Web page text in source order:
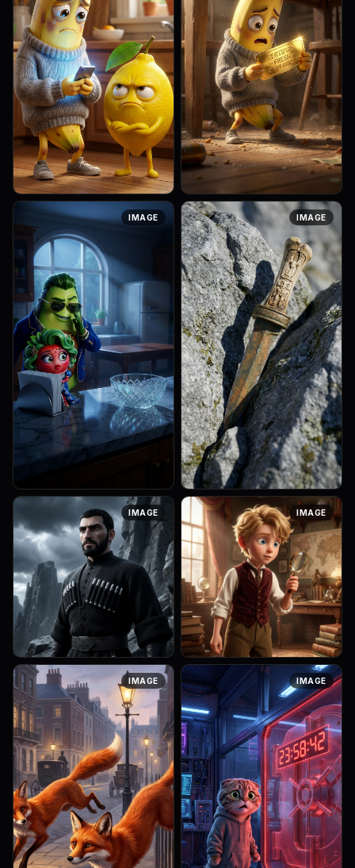
Art style: 3D Pixar Animation,
vibrant colors, cinematic l....
Boris the Banana holding a
tiny glowing smartphone,
looking pathetic. Len...
Art style: 3D Pixar Animation,
vibrant colors, cinematic l....
Dusty floor under a wooden
kitchen table. Boris the
Banana is holding a s...
IMAGE
Art style: 3D Pixar Animation,
vibrant colors, cinematic l....
Dark, shadowy kitchen
counter at night. Artur the
Avocado stands in the s...
IMAGE
Art style: 3D Pixar.
Высокогорная расщелина в
сером граните, в которую
глубоко вогнан старинный
кинжал с резной костяной
рукоятью. Крупн...
IMAGE
Strong rule: style --- 3D Pixar
---. 30-летний черкесский
воин с волевым лицом,
пронзительными темными
глазами и аккуратной
короткой черн...
IMAGE
Strong rule: style --- 3D-
анимация, Pixar стиль ---.
10-летний мальчик,
аристократ, со светлыми
взъерошенными волосами и
большими, любопы...
IMAGE IMAGE